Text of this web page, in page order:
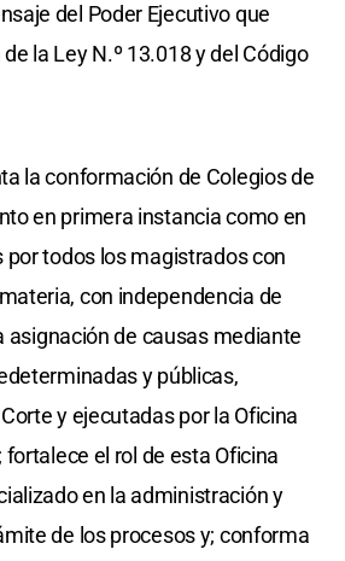
del Poder Ejecutivo que
la Ley N.º 13.018 y del Código
la conformación de Colegios de
en primera instancia como en
por todos los magistrados con
con independencia de
asignación de causas mediante
y públicas,
y ejecutadas por la Oficina
el rol de esta Oficina
en la administración y
de los procesos y; conforma